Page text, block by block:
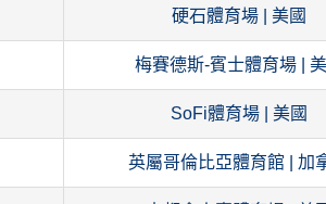
硬石體育場 | 美國
梅賽德斯-賓士體育場 |
SoFi體育場 | 美國
英屬哥倫比亞體育館 | 加